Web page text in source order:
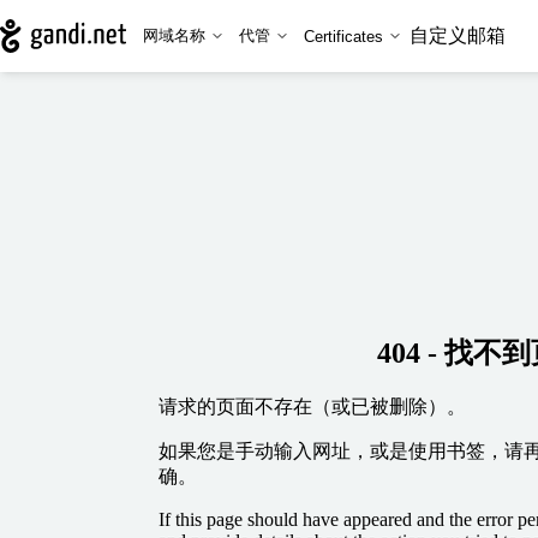
网域名称 代管 Certificates 自定义邮箱
404 - 找不
请求的页面不存在（或已被删除）。
如果您是手动输入网址，或是使用书签，请
确。
If this page should have appeared and the error